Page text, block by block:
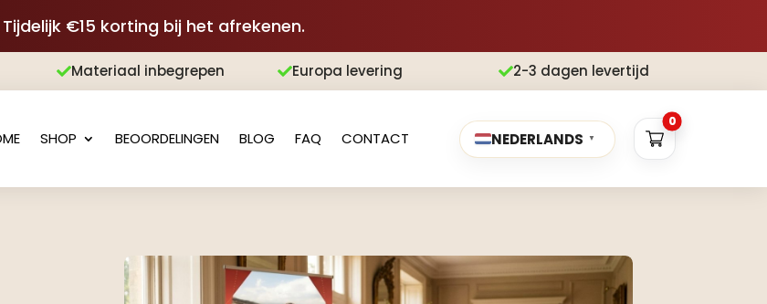
Tijdelijk €15 korting bij het afrekenen.
Materiaal inbegrepen Europa levering 2-3 dagen levertijd
SHOP BEOORDELINGEN BLOG FAQ CONTACT NEDERLANDS ▼
0